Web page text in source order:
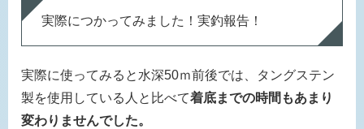
実際につかってみました！実釣報告！
実際に使ってみると水深50ｍ前後では、タングステン
製を使用している人と比べて着底までの時間もあまり
変わりませんでした。